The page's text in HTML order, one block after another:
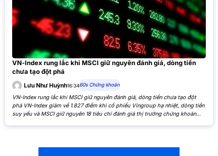
VN-Index rung lắc khi MSCI giữ nguyên đánh giá, dòng tiền
chưa tạo đột phá
Lưu Như Huỳnh16:3460s Chứng khoán
VN-Index rung lắc khi MSCI giữ nguyên đánh giá, dòng tiền chưa tạo đột
phá VN-Index giảm về 1.827 điểm khi cổ phiếu Vingroup hạ nhiệt, dòng tiền
suy yếu và MSCI giữ nguyên 18 tiêu chí đánh giá thị trường chứng khoán